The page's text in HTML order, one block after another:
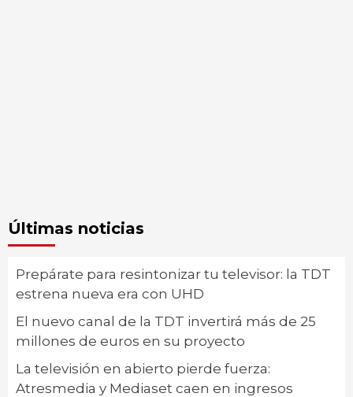
Últimas noticias
Prepárate para resintonizar tu televisor: la TDT
estrena nueva era con UHD
El nuevo canal de la TDT invertirá más de 25
millones de euros en su proyecto
La televisión en abierto pierde fuerza:
Atresmedia y Mediaset caen en ingresos